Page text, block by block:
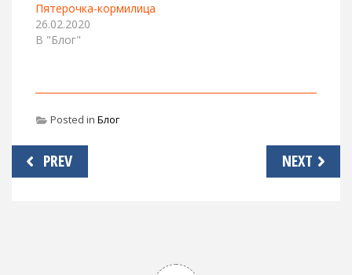
Пятерочка-кормилица
26.02.2020
В "Блог"
Posted in Блог
Навигация
по
PREV NEXT